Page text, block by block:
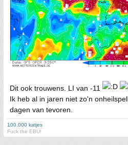
Dit ook trouwens. LI van -11
Ik heb al in jaren niet zo'n
dagen van tevoren.
100.000 katjes
Fuck the EBU!